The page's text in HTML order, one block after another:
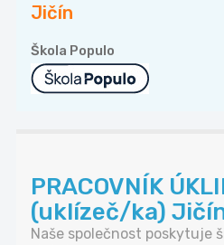
Jičín
Škola Populo
PRACOVNÍK
(uklízeč/ka)
Naše společnost poskytuje